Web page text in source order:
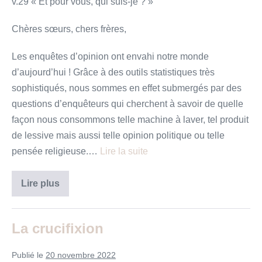
Chères sœurs, chers frères,
Les enquêtes d’opinion ont envahi notre monde
d’aujourd’hui ! Grâce à des outils statistiques très
sophistiqués, nous sommes en effet submergés par des
questions d’enquêteurs qui cherchent à savoir de quelle
façon nous consommons telle machine à laver, tel produit
de lessive mais aussi telle opinion politique ou telle
pensée religieuse.…
Lire la suite
Lire plus«
vous,
suis-
»
La crucifixion
Publié le 20 novembre 2022